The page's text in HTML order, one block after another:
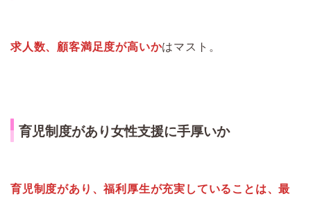
求人数、顧客満足度が高いかはマスト。
育児制度があり女性支援に手厚いか
育児制度があり、福利厚生が充実していることは、最